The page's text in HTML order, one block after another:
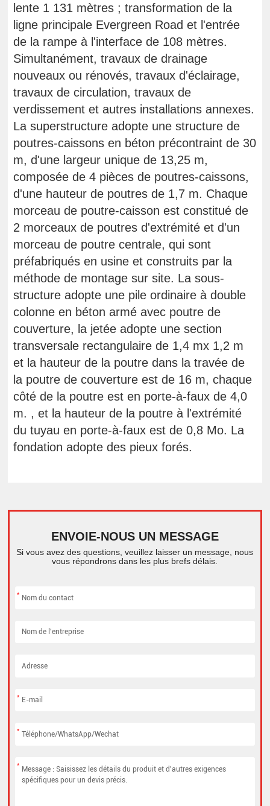
lente 1 131 mètres ; transformation de la
ligne principale Evergreen Road et l'entrée
de la rampe à l'interface de 108 mètres.
Simultanément, travaux de drainage
nouveaux ou rénovés, travaux d'éclairage,
travaux de circulation, travaux de
verdissement et autres installations annexes.
La superstructure adopte une structure de
poutres-caissons en béton précontraint de 30
m, d'une largeur unique de 13,25 m,
composée de 4 pièces de poutres-caissons,
d'une hauteur de poutres de 1,7 m. Chaque
morceau de poutre-caisson est constitué de
2 morceaux de poutres d'extrémité et d'un
morceau de poutre centrale, qui sont
préfabriqués en usine et construits par la
méthode de montage sur site. La sous-
structure adopte une pile ordinaire à double
colonne en béton armé avec poutre de
couverture, la jetée adopte une section
transversale rectangulaire de 1,4 mx 1,2 m
et la hauteur de la poutre dans la travée de
la poutre de couverture est de 16 m, chaque
côté de la poutre est en porte-à-faux de 4,0
m. , et la hauteur de la poutre à l'extrémité
du tuyau en porte-à-faux est de 0,8 Mo. La
fondation adopte des pieux forés.
ENVOIE-NOUS UN MESSAGE
Si vous avez des questions, veuillez laisser un message, nous
vous répondrons dans les plus brefs délais.
*
*
*
*